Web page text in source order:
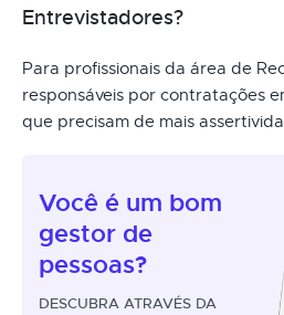
Entrevistadores?
Para profissionais da área de
responsáveis por contratações
que precisam de mais
Você é um bom
gestor de
pessoas?
DESCUBRA ATRAVÉS DA